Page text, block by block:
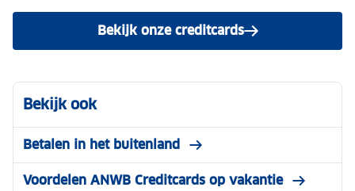
Bekijk onze creditcards
Bekijk ook
Betalen in het buitenland
Voordelen ANWB Creditcards op vakantie